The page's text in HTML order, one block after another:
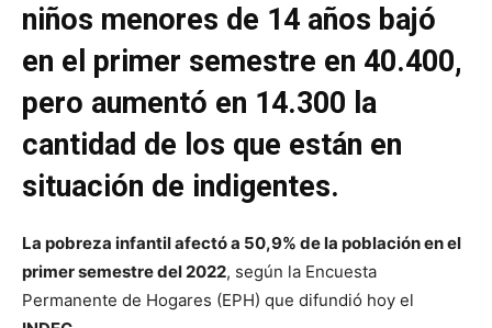
niños menores de 14 años bajó
en el primer semestre en 40.400,
pero aumentó en 14.300 la
cantidad de los que están en
situación de indigentes.
La pobreza infantil afectó a 50,9% de la población en el
primer semestre del 2022, según la Encuesta
Permanente de Hogares (EPH) que difundió hoy el